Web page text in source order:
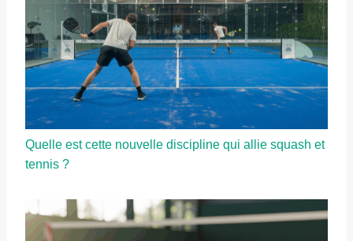
Quelle est cette nouvelle discipline qui allie squash et
tennis ?